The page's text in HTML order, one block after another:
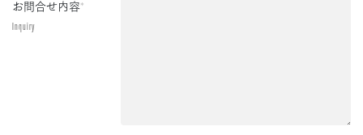
お問合せ内容*
Inquiry